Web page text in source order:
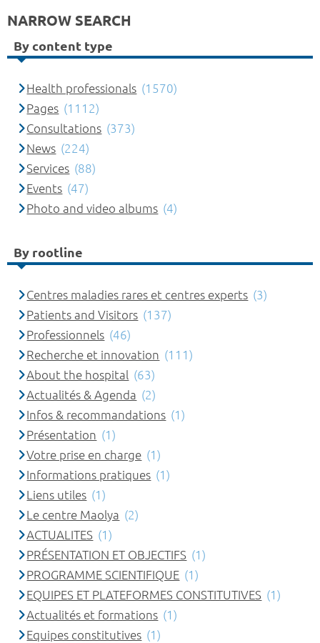
NARROW SEARCH
By content type
Health professionals (1570)
Pages (1112)
Consultations (373)
News (224)
Services (88)
Events (47)
Photo and video albums (4)
By rootline
Centres maladies rares et centres experts (3)
Patients and Visitors (137)
Professionnels (46)
Recherche et innovation (111)
About the hospital (63)
Actualités & Agenda (2)
Infos & recommandations (1)
Présentation (1)
Votre prise en charge (1)
Informations pratiques (1)
Liens utiles (1)
Le centre Maolya (2)
ACTUALITES (1)
PRÉSENTATION ET OBJECTIFS (1)
PROGRAMME SCIENTIFIQUE (1)
EQUIPES ET PLATEFORMES CONSTITUTIVES (1)
Actualités et formations (1)
Equipes constitutives (1)